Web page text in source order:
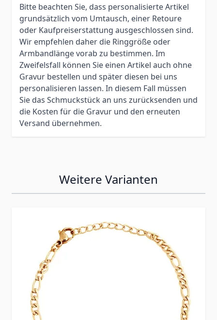
Bitte beachten Sie, dass personalisierte Artikel
grundsätzlich vom Umtausch, einer Retoure
oder Kaufpreiserstattung ausgeschlossen sind.
Wir empfehlen daher die Ringgröße oder
Armbandlänge vorab zu bestimmen. Im
Zweifelsfall können Sie einen Artikel auch ohne
Gravur bestellen und später diesen bei uns
personalisieren lassen. In diesem Fall müssen
Sie das Schmuckstück an uns zurücksenden und
die Kosten für die Gravur und den erneuten
Versand übernehmen.
Weitere Varianten